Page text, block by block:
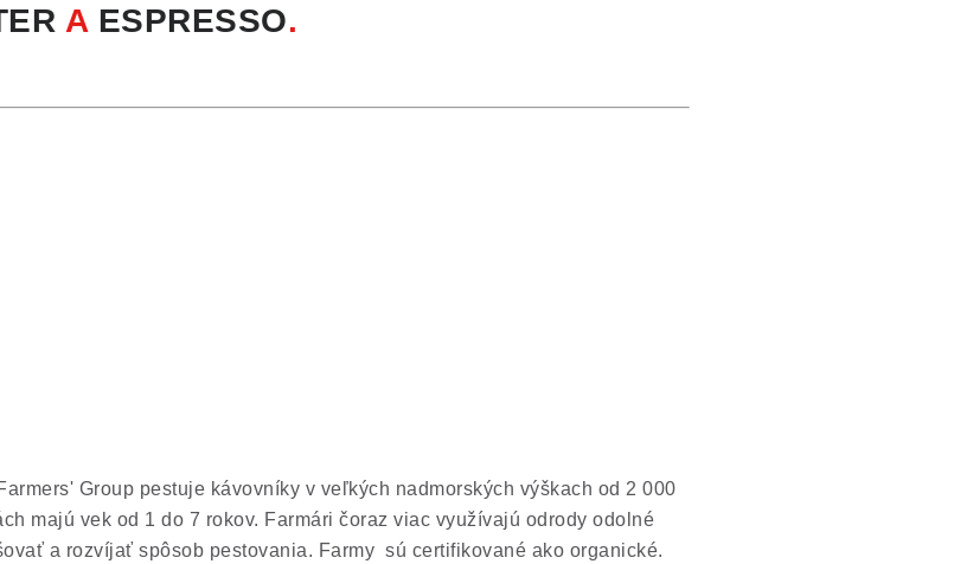
A ESPRESSO.
Group pestuje kávovníky v veľkých nadmorských výškach od 2 000
majú vek od 1 do 7 rokov. Farmári čoraz viac využívajú odrody odolné
a rozvíjať spôsob pestovania. Farmy sú certifikované ako organické.